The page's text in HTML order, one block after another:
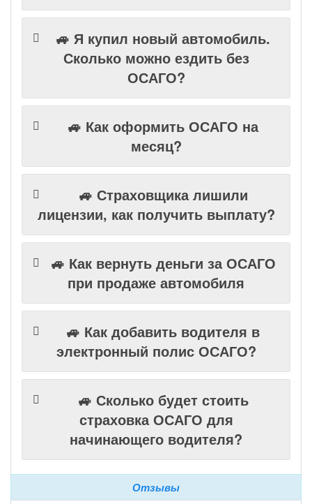
🚙 Я купил новый автомобиль.
Сколько можно ездить без
ОСАГО?
🚙 Как оформить ОСАГО на
месяц?
🚙 Страховщика лишили
лицензии, как получить выплату?
🚙 Как вернуть деньги за ОСАГО
при продаже автомобиля
🚙 Как добавить водителя в
электронный полис ОСАГО?
🚙 Сколько будет стоить
страховка ОСАГО для
начинающего водителя?
Отзывы